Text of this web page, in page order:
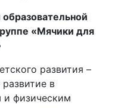
образовательной
«Мячики для
развития –
в
и физическим